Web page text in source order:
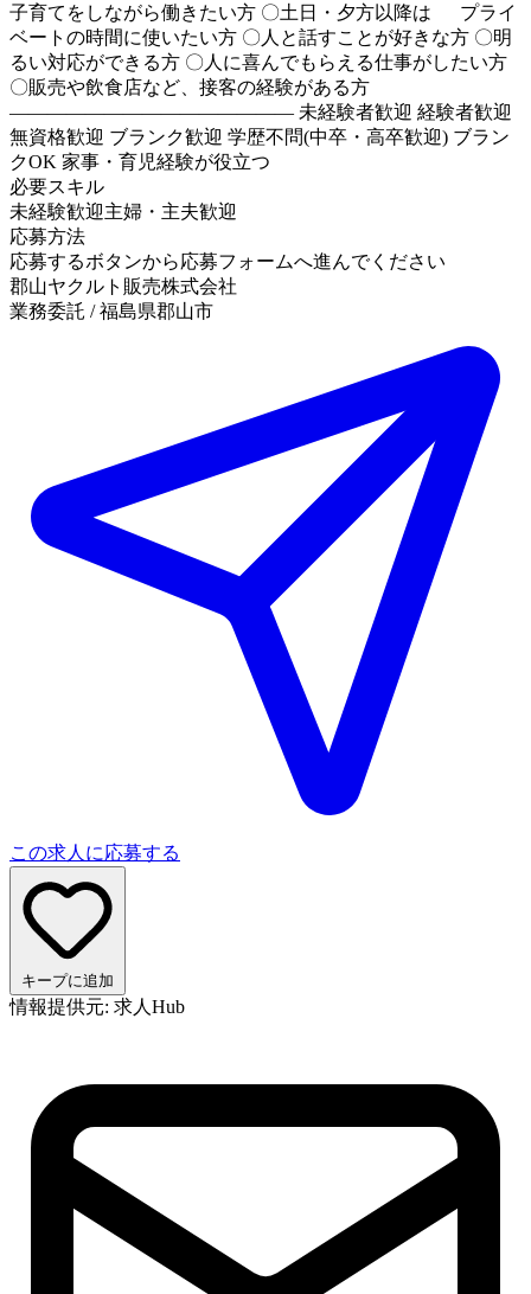
子育てをしながら働きたい方 〇土日・夕方以降は プライ
ベートの時間に使いたい方 〇人と話すことが好きな方 〇明
るい対応ができる方 〇人に喜んでもらえる仕事がしたい方
〇販売や飲食店など、接客の経験がある方
――――――――――――――― 未経験者歓迎 経験者歓迎
無資格歓迎 ブランク歓迎 学歴不問(中卒・高卒歓迎) ブラン
クOK 家事・育児経験が役立つ
必要スキル
未経験歓迎主婦・主夫歓迎
応募方法
応募するボタンから応募フォームへ進んでください
郡山ヤクルト販売株式会社
業務委託 / 福島県郡山市
この求人に応募する
キープに追加
情報提供元: 求人Hub